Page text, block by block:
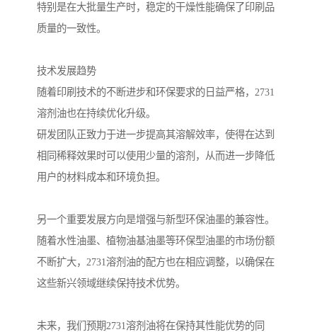
特别是在大批量生产时，稳定的干燥性能确保了印刷品
质量的一致性。
技术发展趋势
随着印刷技术的不断进步和环保要求的日益严格，2731
溶剂油也在持续优化升级。
研发团队正致力于进一步提高其溶解效率，使得在达到
相同稀释效果时可以使用少量的溶剂，从而进一步降低
用户的材料成本和环境负担。
另一个重要发展方向是增强与新型环保油墨的兼容性。
随着水性油墨、植物油基油墨等环保型油墨的市场份额
不断扩大，2731溶剂油的配方也在相应调整，以确保在
这些新兴领域继续保持技术优势。
未来，我们预期2731溶剂油将在保持其性能优势的同